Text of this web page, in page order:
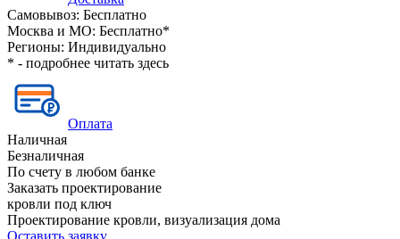
Самовывоз: Бесплатно
Москва и МО: Бесплатно*
Регионы: Индивидуально
* - подробнее читать здесь
Оплата
Наличная
Безналичная
По счету в любом банке
Заказать проектирование
кровли под ключ
Проектирование кровли, визуализация дома
Оставить заявку